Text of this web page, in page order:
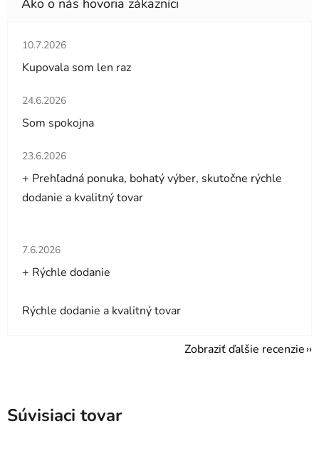
Hodnotenie obchodu je 5 z 5 hviezdičiek.
10.7.2026
Kupovala som len raz
Hodnotenie obchodu je 5 z 5 hviezdičiek.
24.6.2026
Som spokojna
Hodnotenie obchodu je 5 z 5 hviezdičiek.
23.6.2026
+ Prehľadná ponuka, bohatý výber, skutočne rýchle
dodanie a kvalitný tovar
Hodnotenie obchodu je 5 z 5 hviezdičiek.
7.6.2026
+ Rýchle dodanie
Rýchle dodanie a kvalitný tovar
Zobraziť ďalšie recenzie
Súvisiaci tovar